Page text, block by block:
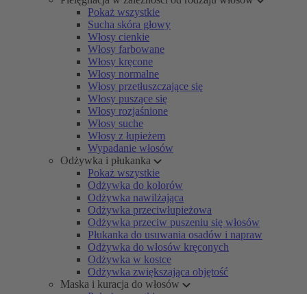
Pokaż wszystkie
Sucha skóra głowy
Włosy cienkie
Włosy farbowane
Włosy kręcone
Włosy normalne
Włosy przetłuszczające się
Włosy puszące się
Włosy rozjaśnione
Włosy suche
Włosy z łupieżem
Wypadanie włosów
Odżywka i płukanka
Pokaż wszystkie
Odżywka do kolorów
Odżywka nawilżająca
Odżywka przeciwłupieżowa
Odżywka przeciw puszeniu się włosów
Płukanka do usuwania osadów i napraw
Odżywka do włosów kręconych
Odżywka w kostce
Odżywka zwiększająca objętość
Maska i kuracja do włosów